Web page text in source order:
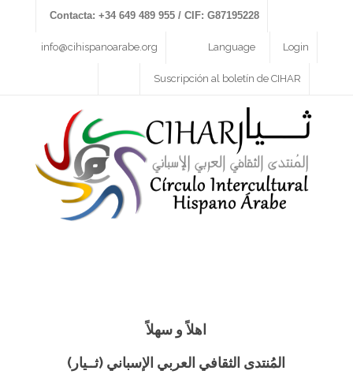
Contacta: +34 649 489 955 / CIF: G87195228
info@cihispanoarabe.org Login
Language
Suscripción al boletín de CIHAR
اهلاً و سهلاً
المُنتدى الثقافي العربي الإسباني (ثــيار)